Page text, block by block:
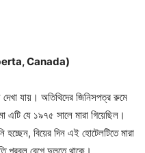
Canada)
যায়। অতিথিদের জিনিসপত্র রুমে
এটি যে ১৯৭৫ সালে মারা গিয়েছিল।
বিয়ের দিন এই হোটেলটিতে মারা
প্রবল বেগে দুলতে থাকে।